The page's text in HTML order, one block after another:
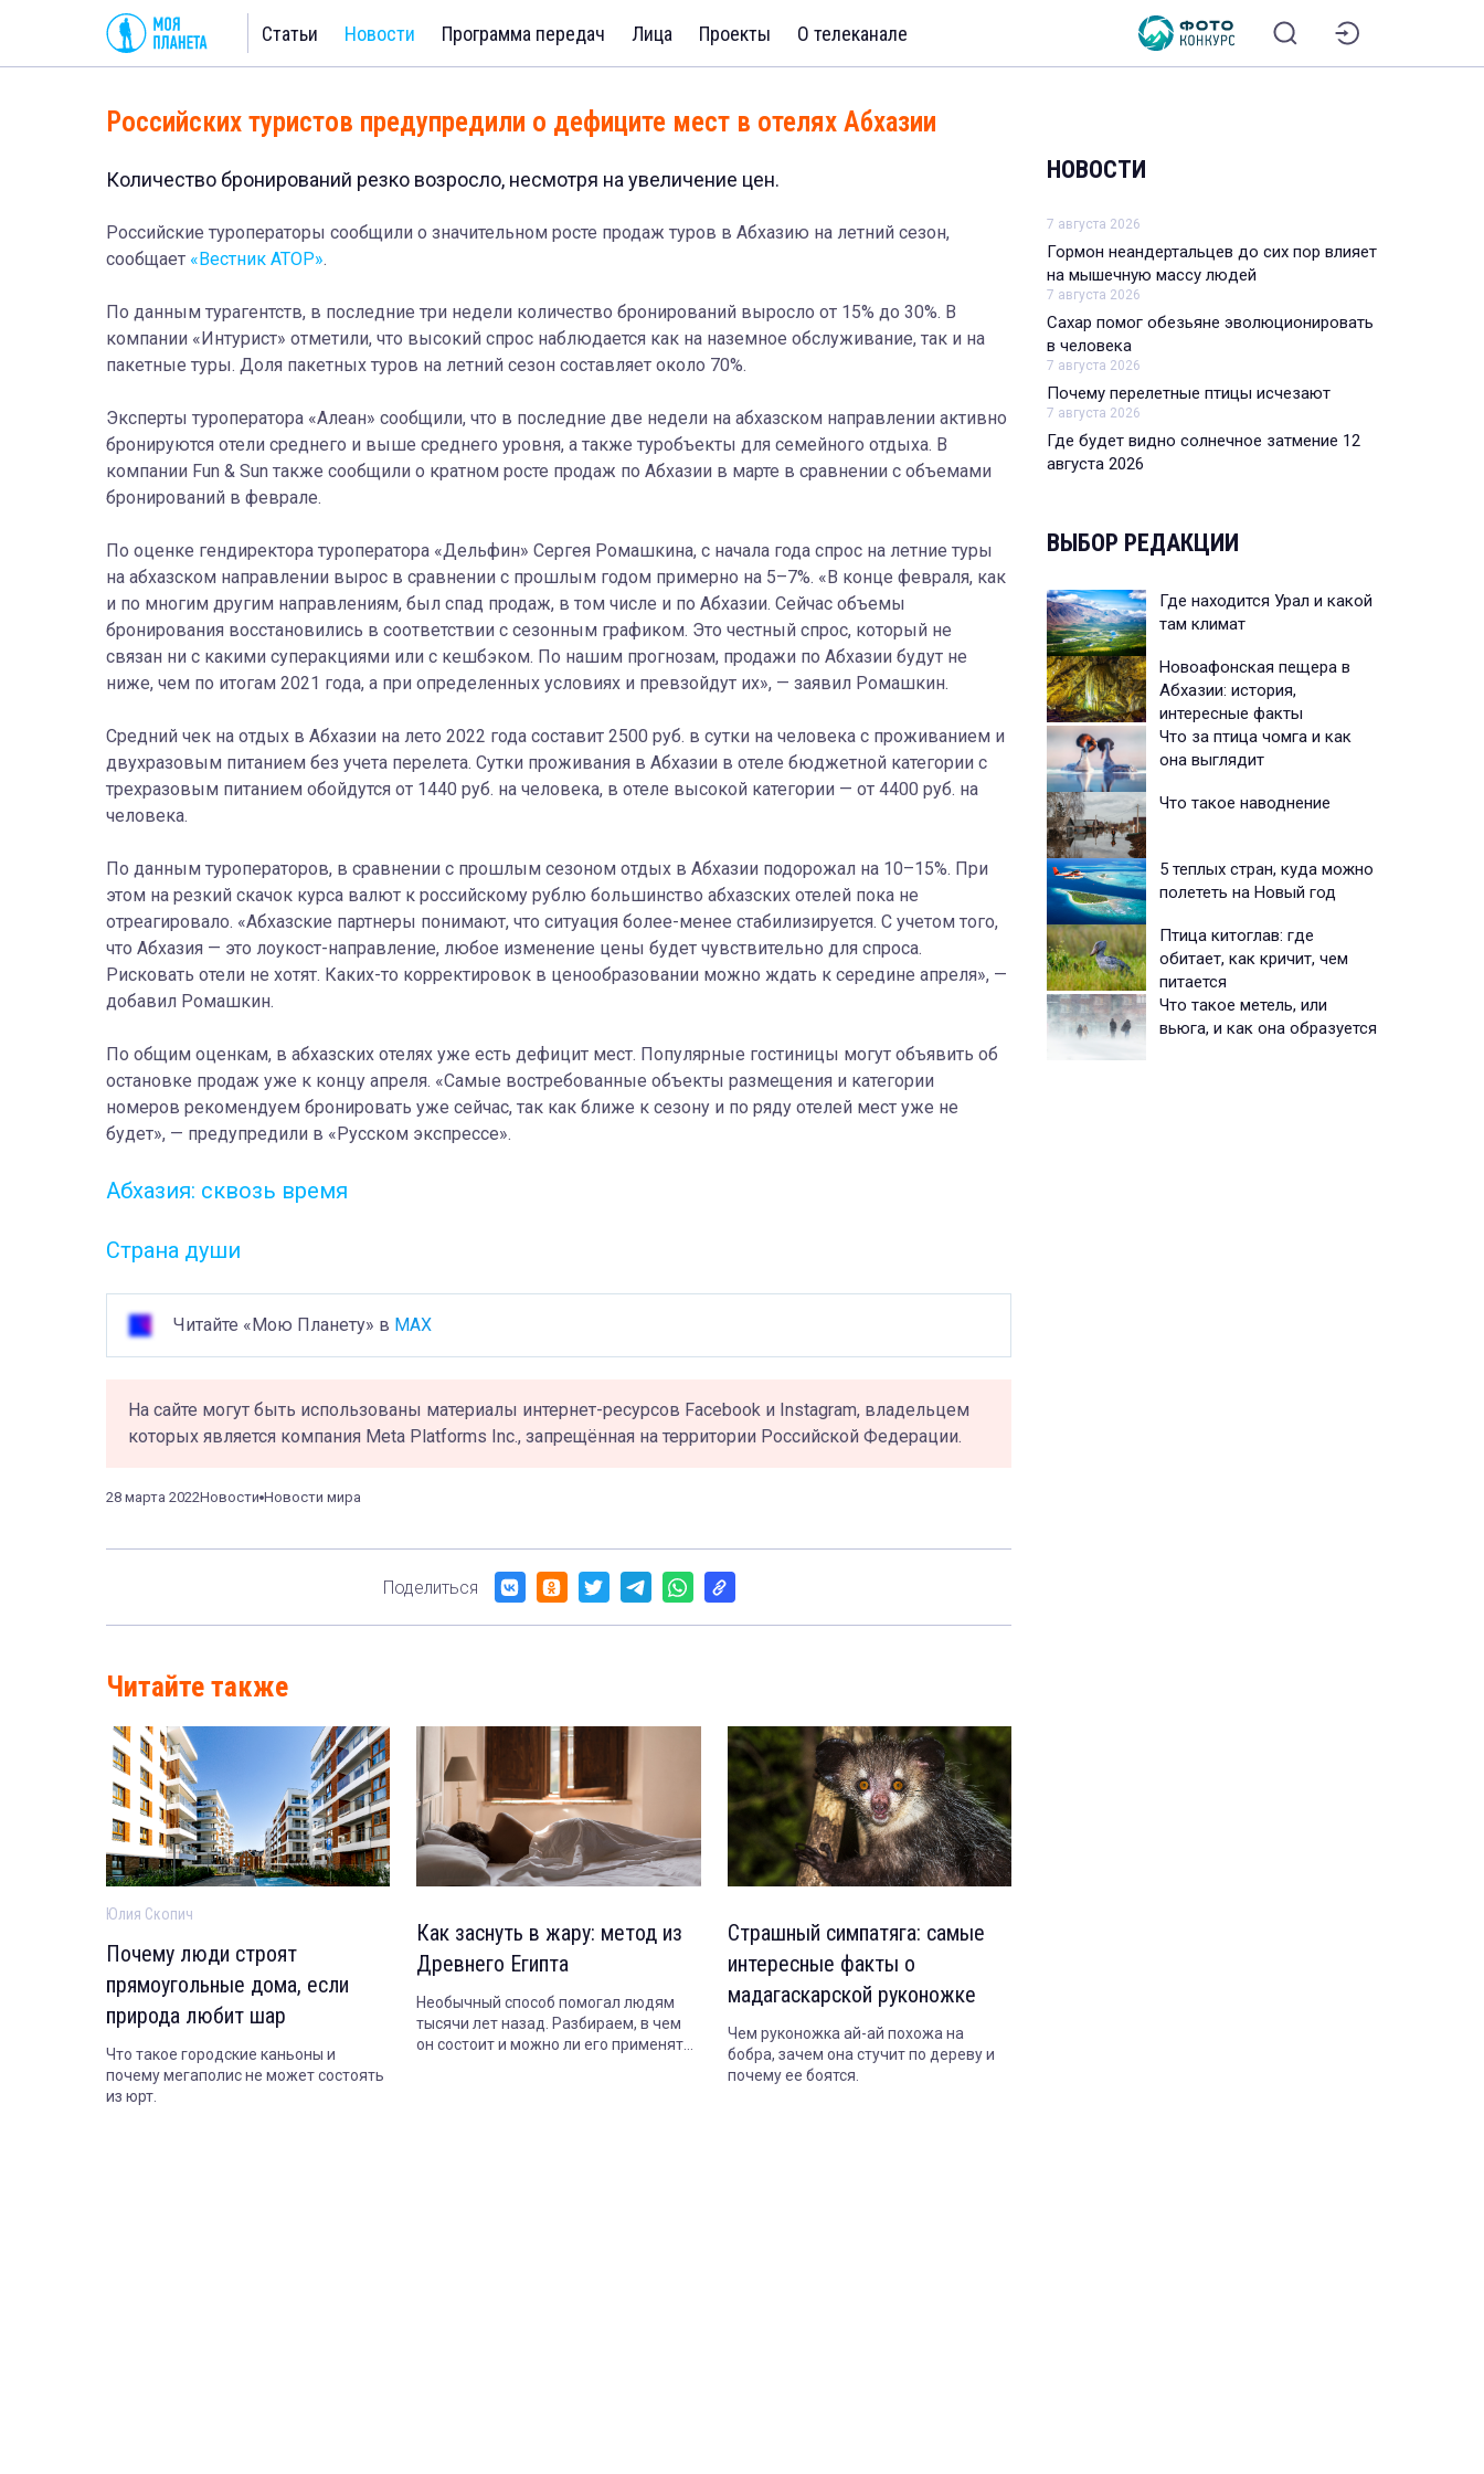
Статьи Новости Программа передач Лица Проекты О телеканале
Российских туристов предупредили о дефиците мест в отелях Абхазии
Количество бронирований резко возросло, несмотря на увеличение цен.
Российские туроператоры сообщили о значительном росте продаж туров в Абхазию на летний сезон,
сообщает «Вестник АТОР».
По данным турагентств, в последние три недели количество бронирований выросло от 15% до 30%. В
компании «Интурист» отметили, что высокий спрос наблюдается как на наземное обслуживание, так и на
пакетные туры. Доля пакетных туров на летний сезон составляет около 70%.
Эксперты туроператора «Алеан» сообщили, что в последние две недели на абхазском направлении активно
бронируются отели среднего и выше среднего уровня, а также туробъекты для семейного отдыха. В
компании Fun & Sun также сообщили о кратном росте продаж по Абхазии в марте в сравнении с объемами
бронирований в феврале.
По оценке гендиректора туроператора «Дельфин» Сергея Ромашкина, с начала года спрос на летние туры
на абхазском направлении вырос в сравнении с прошлым годом примерно на 5–7%. «В конце февраля, как
и по многим другим направлениям, был спад продаж, в том числе и по Абхазии. Сейчас объемы
бронирования восстановились в соответствии с сезонным графиком. Это честный спрос, который не
связан ни с какими суперакциями или с кешбэком. По нашим прогнозам, продажи по Абхазии будут не
ниже, чем по итогам 2021 года, а при определенных условиях и превзойдут их», — заявил Ромашкин.
Средний чек на отдых в Абхазии на лето 2022 года составит 2500 руб. в сутки на человека с проживанием и
двухразовым питанием без учета перелета. Сутки проживания в Абхазии в отеле бюджетной категории с
трехразовым питанием обойдутся от 1440 руб. на человека, в отеле высокой категории — от 4400 руб. на
человека.
По данным туроператоров, в сравнении с прошлым сезоном отдых в Абхазии подорожал на 10–15%. При
этом на резкий скачок курса валют к российскому рублю большинство абхазских отелей пока не
отреагировало. «Абхазские партнеры понимают, что ситуация более-менее стабилизируется. С учетом того,
что Абхазия — это лоукост-направление, любое изменение цены будет чувствительно для спроса.
Рисковать отели не хотят. Каких-то корректировок в ценообразовании можно ждать к середине апреля», —
добавил Ромашкин.
По общим оценкам, в абхазских отелях уже есть дефицит мест. Популярные гостиницы могут объявить об
остановке продаж уже к концу апреля. «Самые востребованные объекты размещения и категории
номеров рекомендуем бронировать уже сейчас, так как ближе к сезону и по ряду отелей мест уже не
будет», — предупредили в «Русском экспрессе».
Абхазия: сквозь время
Страна души
Читайте «Мою Планету» в MAX
На сайте могут быть использованы материалы интернет-ресурсов Facebook и Instagram, владельцем
которых является компания Meta Platforms Inc., запрещённая на территории Российской Федерации.
28 марта 2022Новости Новости мира
Поделиться
Читайте также
Юлия Скопич
Почему люди строят
прямоугольные дома, если
природа любит шар
Что такое городские каньоны и
почему мегаполис не может состоять
из юрт.
Как заснуть в жару: метод из
Древнего Египта
Необычный способ помогал людям
тысячи лет назад. Разбираем, в чем
он состоит и можно ли его применять
Страшный симпатяга: самые
интересные факты о
мадагаскарской руконожке
Чем руконожка ай-ай похожа на
бобра, зачем она стучит по дереву и
почему ее боятся.
НОВОСТИ
7 августа 2026
Гормон неандертальцев до сих пор влияет
на мышечную массу людей
7 августа 2026
Сахар помог обезьяне эволюционировать
в человека
7 августа 2026
Почему перелетные птицы исчезают
7 августа 2026
Где будет видно солнечное затмение 12
августа 2026
ВЫБОР РЕДАКЦИИ
Где находится Урал и какой
там климат
Новоафонская пещера в
Абхазии: история,
интересные факты
Что за птица чомга и как
она выглядит
Что такое наводнение
5 теплых стран, куда можно
полететь на Новый год
Птица китоглав: где
обитает, как кричит, чем
питается
Что такое метель, или
вьюга, и как она образуется